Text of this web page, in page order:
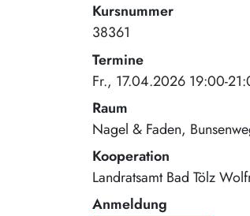
Kursnummer
38361
Termine
Fr., 17.04.2026 19:00-
Raum
Nagel & Faden
Kooperation
Landratsamt Bad Tölz
Anmeldung